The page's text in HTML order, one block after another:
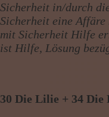
Sicherheit in/durch
Sicherheit eine Affäre
mit Sicherheit Hilfe
ist Hilfe, Lösung
30 Die Lilie + 34 Die